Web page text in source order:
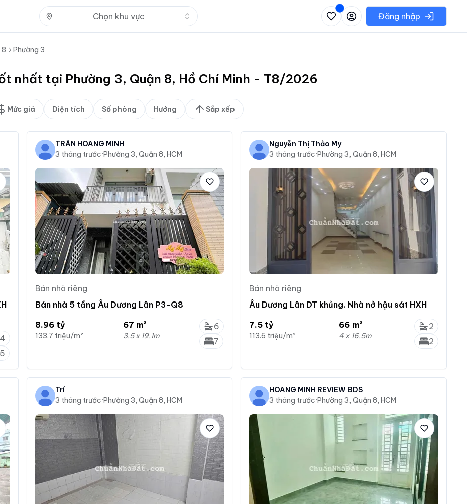
Chọn khu vực Nhấn để mở danh sách các khu vực có thể chọnĐăng nhập
8 Phường 3
nhất tại Phường 3, Quận 8, Hồ Chí Minh - T8/2026
Mức giá Diện tích Số phòng Hướng Sắp xếp
4
TRẦN HOÀNG MINH
3 tháng trước·Phường 3, Quận 8, HCM
Bán nhà riêng
Bán nhà 5 tầng Âu Dương Lân P3-Q8
8.96 tỷ
133.7 triệu/m²
67 m²
3.5 x 19.1m
6
7
Nguyễn Thị Thảo My
3 tháng trước·Phường 3, Quận 8, HCM
Bán nhà riêng
Âu Dương Lân DT khủng. Nhà nở hậu sát HXH
7.5 tỷ
113.6 triệu/m²
66 m²
4 x 16.5m
2
2
Trí
3 tháng trước·Phường 3, Quận 8, HCM
HOÀNG MINH REVIEW BDS
3 tháng trước·Phường 3, Quận 8, HCM